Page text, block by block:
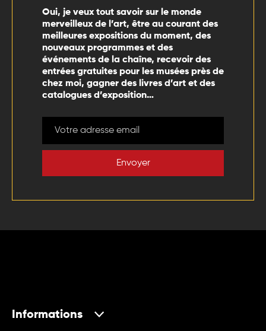
Oui, je veux tout savoir sur le monde
merveilleux de l’art, être au courant des
meilleures expositions du moment, des
nouveaux programmes et des
événements de la chaîne, recevoir des
entrées gratuites pour les musées près de
chez moi, gagner des livres d’art et des
catalogues d’exposition…
Envoyer
Informations